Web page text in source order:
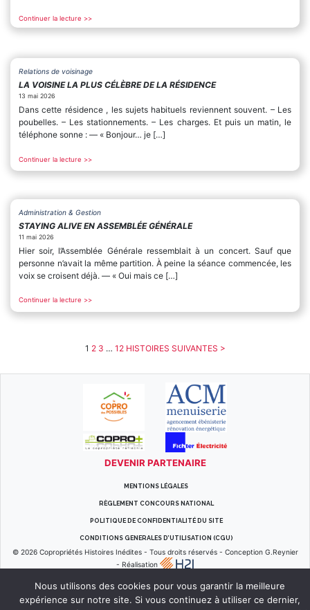
Continuer la lecture >>
Relations de voisinage
LA VOISINE LA PLUS CÉLÈBRE DE LA RÉSIDENCE
13 mai 2026
Dans cette résidence , les sujets habituels reviennent souvent. – Les
poubelles. – Les stationnements. – Les charges. Et puis un matin, le
téléphone sonne : — « Bonjour… je […]
Continuer la lecture >>
Administration & Gestion
STAYING ALIVE EN ASSEMBLÉE GÉNÉRALE
11 mai 2026
Hier soir, l’Assemblée Générale ressemblait à un concert. Sauf que
personne n’avait la même partition. À peine la séance commencée, les
voix se croisent déjà. — « Oui mais ce […]
Continuer la lecture >>
1 2 3 … 12 HISTOIRES SUIVANTES >
DEVENIR PARTENAIRE
MENTIONS LÉGALES
RÈGLEMENT CONCOURS NATIONAL
POLITIQUE DE CONFIDENTIALITÉ DU SITE
CONDITIONS GENERALES D’UTILISATION (CGU)
© 2026 Copropriétés Histoires Inédites - Tous droits réservés - Conception G.Reynier
- Réalisation
Nous utilisons des cookies pour vous garantir la meilleure
expérience sur notre site. Si vous continuez à utiliser ce dernier,